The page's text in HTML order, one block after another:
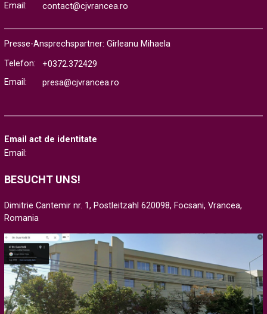
Email: contact@cjvrancea.ro
Presse-Ansprechspartner: Gîrleanu Mihaela
Telefon:
+0372.372429
Email:
presa@cjvrancea.ro
Email act de identitate
Email:
BESUCHT UNS!
Dimitrie Cantemir nr. 1, Postleitzahl 620098, Focsani, Vrancea,
Romania